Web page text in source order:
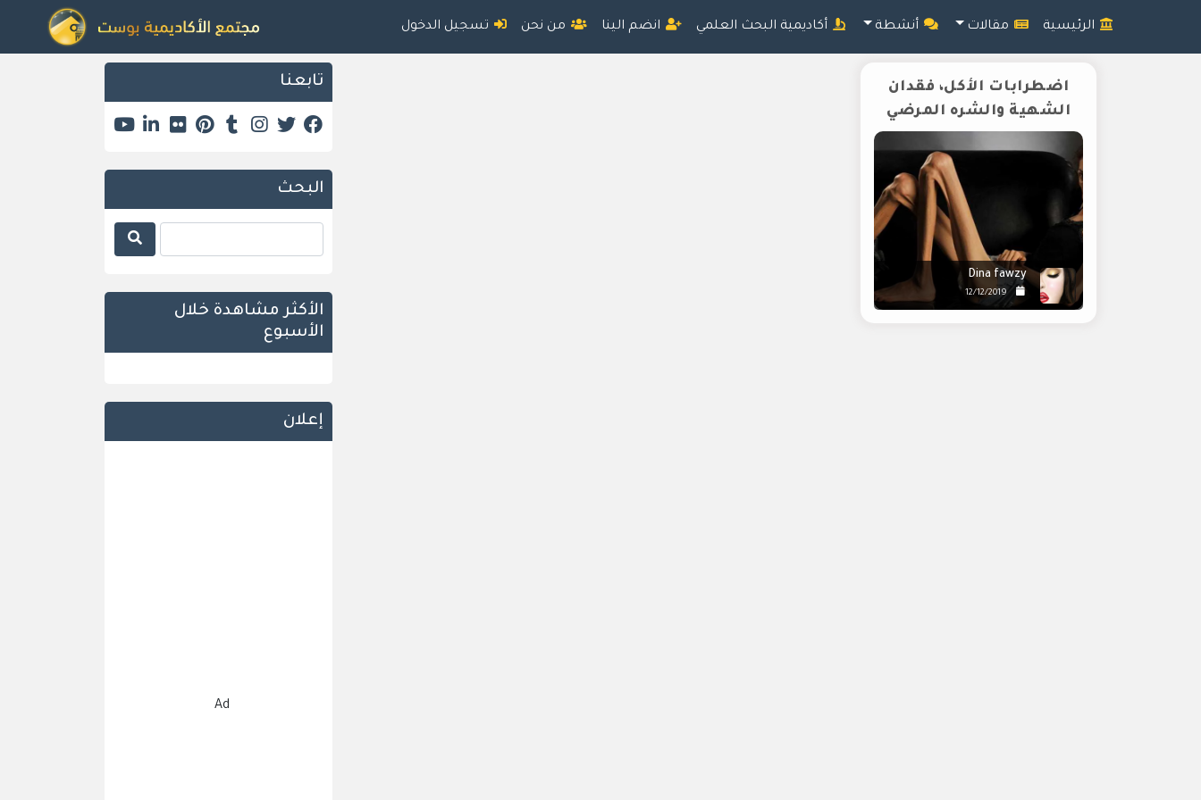
الرئيسية مقالات أنشطة أكاديمية البحث العلمي انضم الينا من نحن تسجيل الدخول
اضطرابات الأكل، فقدان
الشهية والشره المرضي
Dina fawzy
12/12/2019
تابعنا
البحث
الأكثر مشاهدة خلال
الأسبوع
إعلان
Ad